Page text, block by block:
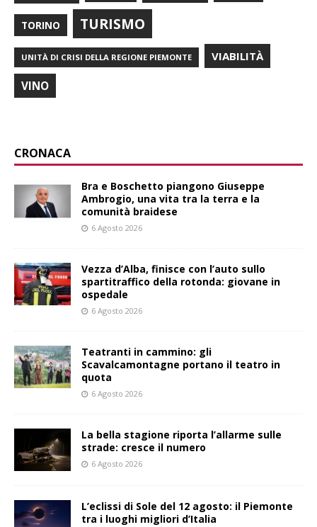
TORINO TURISMO
UNITÀ DI CRISI DELLA REGIONE PIEMONTE VIABILITÀ
VINO
CRONACA
Bra e Boschetto piangono Giuseppe
Ambrogio, una vita tra la terra e la
comunità braidese
6 Agosto 2026
Vezza d’Alba, finisce con l’auto sullo
spartitraffico della rotonda: giovane in
ospedale
6 Agosto 2026
Teatranti in cammino: gli
Scavalcamontagne portano il teatro in
quota
6 Agosto 2026
La bella stagione riporta l’allarme sulle
strade: cresce il numero
6 Agosto 2026
L’eclissi di Sole del 12 agosto: il Piemonte
tra i luoghi migliori d’Italia